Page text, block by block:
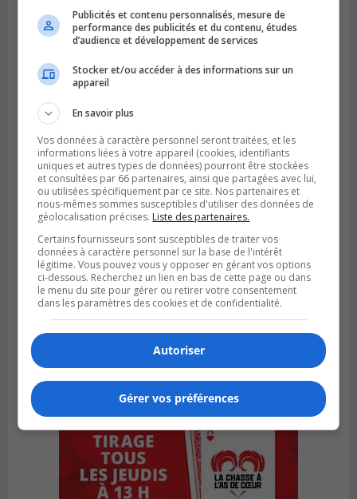
Publié le 6 juillet 2026 à 09h33
Longueuil conclue un contrat pour
valoriser des cendres d’incinération
Publicités et contenu personnalisés, mesure de
performance des publicités et du contenu, études
d’audience et développement de services
Stocker et/ou accéder à des informations sur un
appareil
En savoir plus
Vos données à caractère personnel seront traitées, et les
informations liées à votre appareil (cookies, identifiants
uniques et autres types de données) pourront être stockées
et consultées par 66 partenaires, ainsi que partagées avec lui,
ou utilisées spécifiquement par ce site. Nos partenaires et
nous-mêmes sommes susceptibles d'utiliser des données de
géolocalisation précises. Liste des partenaires.
Certains fournisseurs sont susceptibles de traiter vos
données à caractère personnel sur la base de l'intérêt
légitime. Vous pouvez vous y opposer en gérant vos options
ci-dessous. Recherchez un lien en bas de cette page ou dans
le menu du site pour gérer ou retirer votre consentement
dans les paramètres des cookies et de confidentialité.
Autoriser
Gérer vos préférences